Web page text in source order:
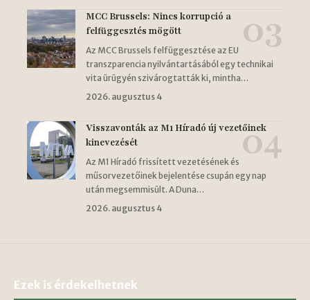
MCC Brussels: Nincs korrupció a
felfüggesztés mögött
Az MCC Brussels felfüggesztése az EU
transzparencia nyilvántartásából egy technikai
vita ürügyén szivárogtatták ki, mintha…
2026. augusztus 4
Visszavonták az M1 Híradó új vezetőinek
kinevezését
Az M1 Híradó frissített vezetésének és
műsorvezetőinek bejelentése csupán egy nap
után megsemmisült. A Duna…
2026. augusztus 4
Ezek is érdekelhetnek